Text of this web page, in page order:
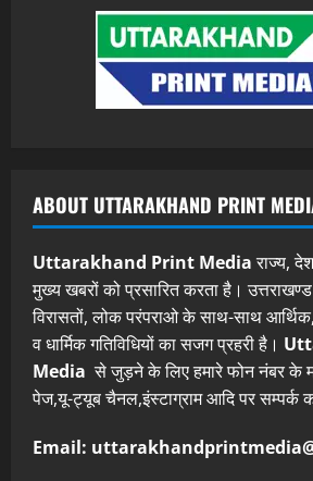
ABOUT UTTARAKHAND PRINT
Uttarakhand Print Mediaराज्य,
मुख्य खबरों को प्रसारित करता है।
विरासतों, लोक परंपराओ के साथ-साथ
व धार्मिक गतिविधियों का सजग प्रहरी है।
Media से जुड़ने के लिए हमारे फोन नंबर के
पेज,यू-ट्यूब चैनल,इंस्टाग्राम आदि पर सम्पर्क
Email: